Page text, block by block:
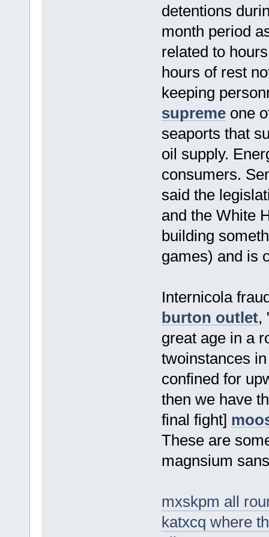
detentions
month period
related to
hours of rest
keeping
supremeone
seaports that
oil supply.
consumers.
said the
and the White
building
games) and is
Internicola
burton outlet,
great age in a
twoinstances
confined for
then we have
final fight]
These are
magnsium
mxskpm all
katxcq where